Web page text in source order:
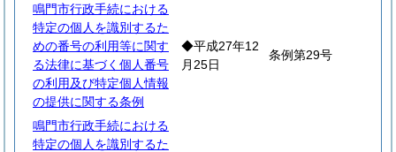
鳴門市行政手続における
特定の個人を識別するた
めの番号の利用等に関す
る法律に基づく個人番号
の利用及び特定個人情報
の提供に関する条例
◆平成27年12
月25日
条例第29号
鳴門市行政手続における
特定の個人を識別するた